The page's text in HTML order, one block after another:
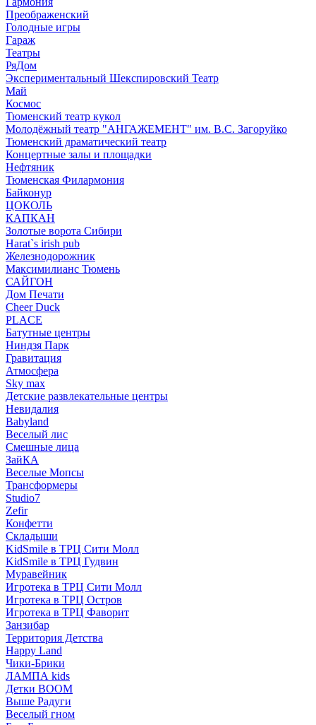
Преображенский
Голодные игры
Гараж
Театры
РяДом
Экспериментальный Шекспировский Театр
Май
Космос
Тюменский театр кукол
Молодёжный театр "АНГАЖЕМЕНТ" им. В.С. Загоруйко
Тюменский драматический театр
Концертные залы и площадки
Нефтяник
Тюменская Филармония
Байконур
ЦОКОЛЬ
КАПКАН
Золотые ворота Сибири
Harat`s irish pub
Железнодорожник
Максимилианс Тюмень
САЙГОН
Дом Печати
Cheer Duck
PLACE
Батутные центры
Ниндзя Парк
Гравитация
Атмосфера
Sky max
Детские развлекательные центры
Невидалия
Babyland
Веселый лис
Смешные лица
ЗайКА
Веселые Мопсы
Трансформеры
Studio7
Zefir
Конфетти
Складыши
KidSmile в ТРЦ Сити Молл
KidSmile в ТРЦ Гудвин
Муравейник
Игротека в ТРЦ Сити Молл
Игротека в ТРЦ Остров
Игротека в ТРЦ Фаворит
Занзибар
Территория Детства
Happy Land
Чики-Брики
ЛАМПА kids
Детки BOOM
Выше Радуги
Веселый гном